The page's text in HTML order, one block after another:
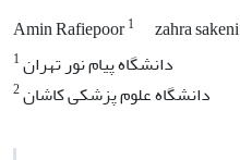
Amin Rafiepoor1 zahra sakeni
1دانشگاه پیام نور تهران
2دانشگاه علوم پزشکی کاشان